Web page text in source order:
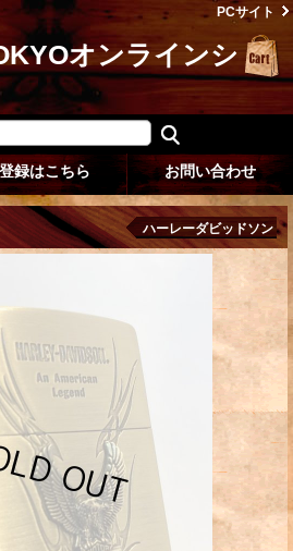
PCサイト
オンラインシ
録はこちら お問い合わせ
ハーレーダビッドソン